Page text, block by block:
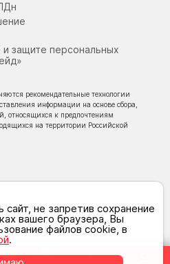
защите персональных
рекомендательные технологии
информации на основе сбора,
относящихся к предпочтениям
на территории Российской
не запретив сохранение
вашего браузера, Вы
файлов cookie, в
.